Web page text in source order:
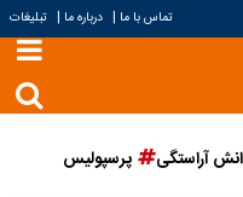
تماس با ما | درباره ما | تبلیغات
آراستگی پرسپولیس